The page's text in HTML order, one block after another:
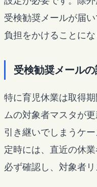
受検勧奨メールが届
負担をかけることにな
受検勧奨メール
特に育児休業は取得
ムの対象者マスタが
引き継いでしまうケ
定時には、直近の休
必ず確認し、対象者